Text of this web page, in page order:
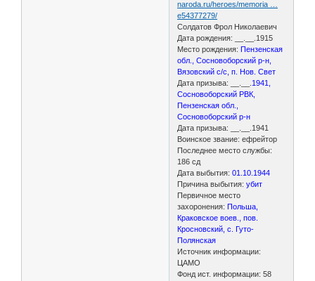
naroda.ru/heroes/memoria …
e54377279/
Солдатов Фрол Николаевич
Дата рождения: __.__.1915
Место рождения:Пензенская
обл., Сосновоборский р-н,
Вязовский с/с, п. Нов. Свет
Дата призыва: __.__. 1941,
Сосновоборский РВК,
Пензенская обл.,
Сосновоборский р-н
Дата призыва: __.__.1941
Воинское звание: ефрейтор
Последнее место службы:
186 сд
Дата выбытия:01.10.1944
Причина выбытия: убит
Первичное место
захоронения:Польша,
Краковское воев., пов.
Кросновский, с. Гуто-
Полянская
Источник информации:
ЦАМО
Фонд ист. информации: 58